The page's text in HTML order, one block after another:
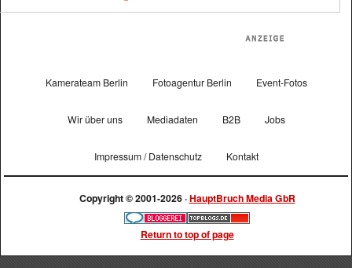
Kamerateam Berlin Fotoagentur Berlin Event-Fotos
Wir über uns Mediadaten B2B Jobs
Impressum / Datenschutz Kontakt
Copyright © 2001-2026 ·HauptBruch Media GbR
Return to top of page